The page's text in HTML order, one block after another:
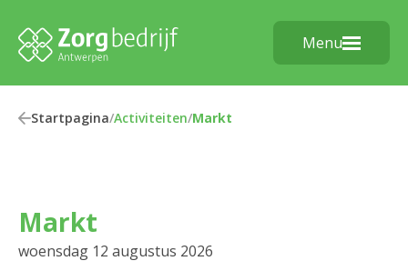
Menu
Startpagina/Activiteiten/Markt
Markt
woensdag 12 augustus 2026